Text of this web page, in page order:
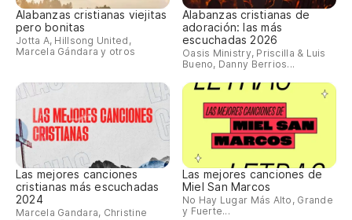
Alabanzas cristianas viejitas
pero bonitas
Jotta A, Hillsong United,
Marcela Gándara y otros
Alabanzas cristianas de
adoración: las más
escuchadas 2026
Oasis Ministry, Priscilla & Luis
Bueno, Danny Berrios...
Las mejores canciones
cristianas más escuchadas
2024
Marcela Gandara, Christine
Las mejores canciones de
Miel San Marcos
No Hay Lugar Más Alto, Grande
y Fuerte...